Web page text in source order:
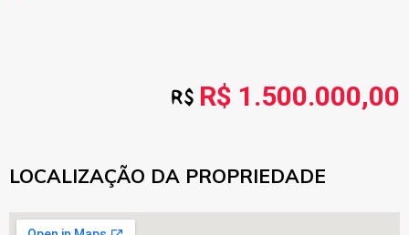
R$ 1.500.000,00
LOCALIZAÇÃO DA PROPRIEDADE